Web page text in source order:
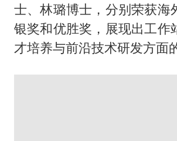
士、林璐博士，分别荣获海
银奖和优胜奖，展现出工作
才培养与前沿技术研发方面